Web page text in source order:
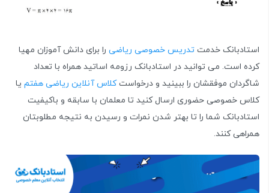
استادبانک خدمت تدریس خصوصی ریاضی را برای دانش آموزان مهیا
کرده است. می توانید در استادبانک رزومه اساتید همراه با تعداد
شاگردان موفقشان را ببینید و درخواستکلاس آنلاین ریاضی هفتم یا
کلاس خصوصی حضوری ارسال کنید تا معلمان با سابقه و باکیفیت
استادبانک شما را تا بهتر شدن نمرات و رسیدن به نتیجه مطلوبتان
همراهی کنند.